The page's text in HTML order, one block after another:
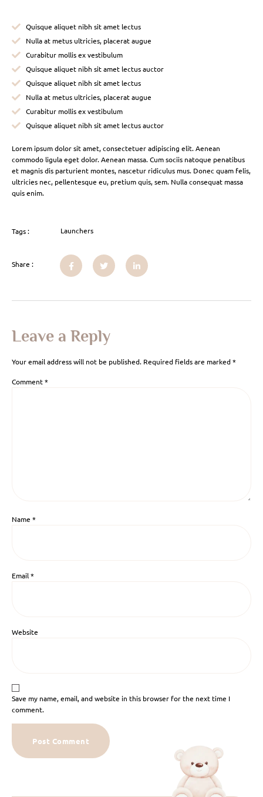
Quisque aliquet nibh sit amet lectus
Nulla at metus ultricies, placerat augue
Curabitur mollis ex vestibulum
Quisque aliquet nibh sit amet lectus auctor
Quisque aliquet nibh sit amet lectus
Nulla at metus ultricies, placerat augue
Curabitur mollis ex vestibulum
Quisque aliquet nibh sit amet lectus auctor
Lorem ipsum dolor sit amet, consectetuer adipiscing elit. Aenean
commodo ligula eget dolor. Aenean massa. Cum sociis natoque penatibus
et magnis dis parturient montes, nascetur ridiculus mus. Donec quam felis,
ultricies nec, pellentesque eu, pretium quis, sem. Nulla consequat massa
quis enim.
Tags : Launchers
Share :
Leave a Reply
Your email address will not be published. Required fields are marked*
Comment*
Name *
Email*
Website
Save my name, email, and website in this browser for the next time I
comment.